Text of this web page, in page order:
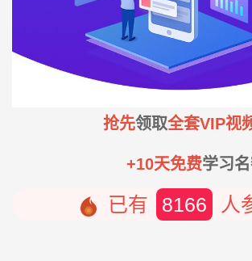
抢先领取全套VIP视
+10天免费学习
已有 8166 人